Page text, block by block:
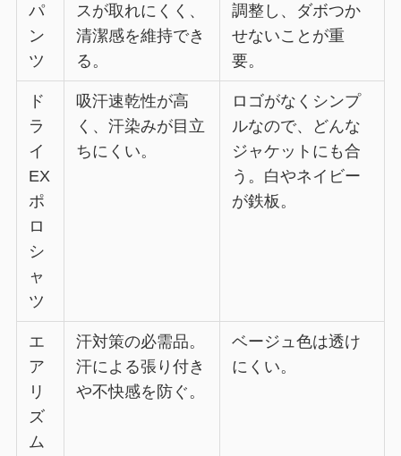
パ
ン
ツ
スが取れにくく、
清潔感を維持でき
る。
調整し、ダボつか
せないことが重
要。
ド
ラ
イ
EX
ポ
ロ
シ
ャ
ツ
吸汗速乾性が高
く、汗染みが目立
ちにくい。
ロゴがなくシンプ
ルなので、どんな
ジャケットにも合
う。白やネイビー
が鉄板。
エ
ア
リ
ズ
ム
汗対策の必需品。
汗による張り付き
や不快感を防ぐ。
ベージュ色は透け
にくい。